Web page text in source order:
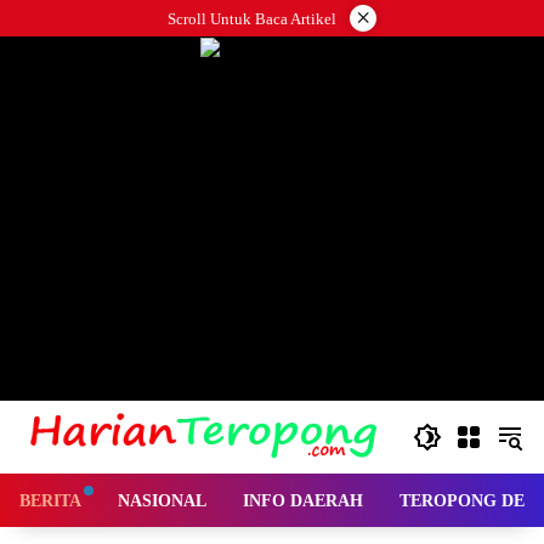
ke
Scroll Untuk Baca Artikel ×
BERITA NASIONAL INFO DAERAH TEROPONG